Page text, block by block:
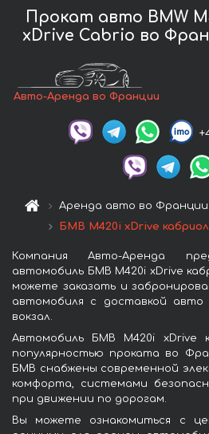
Прокат авто BMW
xDrive Cabrio во
Авто-Аренда во Франции
Аренда авто во Франции
БМВ M420i xDrive
Компания Авто-Аренда
автомобиль БМВ M420i xDrive
можете заказать и
автомобиля с доставкой
вокзал.
Автомобиль БМВ M420i xDrive
популярностью проката во
БМВ снабжены современной
комфорта, системами
при движении по дорогам.
Вы можете ознакомиться с